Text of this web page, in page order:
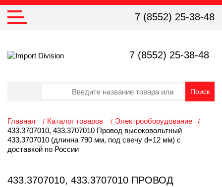
7 (8552) 25-38-48
7 (8552) 25-38-48
Главная Каталог товаров
Электрооборудование
433.3707010, 433.3707010 Провод высоковольтный
433.3707010 (длинна 790 мм, под свечу d=12 мм) с
доставкой по России
433.3707010, 433.3707010 ПРОВОД